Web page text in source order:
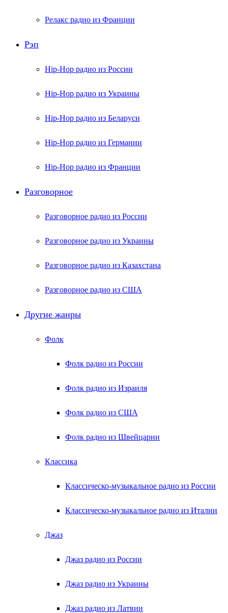
Релакс радио из Франции
Рэп
Hip-Hop радио из России
Hip-Hop радио из Украины
Hip-Hop радио из Беларуси
Hip-Hop радио из Германии
Hip-Hop радио из Франции
Разговорное
Разговорное радио из России
Разговорное радио из Украины
Разговорное радио из Казахстана
Разговорное радио из США
Другие жанры
Фолк
Фолк радио из России
Фолк радио из Израиля
Фолк радио из США
Фолк радио из Швейцарии
Классика
Классическо-музыкальное радио из России
Классическо-музыкальное радио из Италии
Джаз
Джаз радио из России
Джаз радио из Украины
Джаз радио из Латвии